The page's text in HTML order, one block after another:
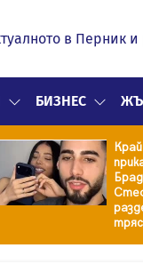
в Перник и
БИЗНЕС